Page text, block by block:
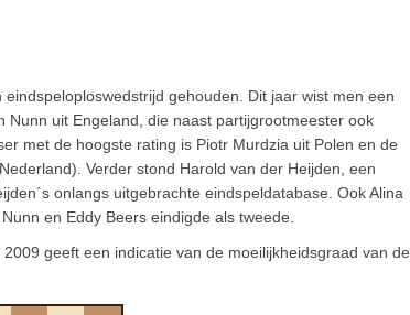
gehouden. Dit jaar wist men een
uit Engeland, die naast partijgrootmeester ook
met de hoogste rating is Piotr Murdzia uit Polen en de
Verder stond Harold van der Heijden, een
onlangs uitgebrachte eindspeldatabase. Ook Alina
en Eddy Beers eindigde als tweede.
geeft een indicatie van de moeilijkheidsgraad van de